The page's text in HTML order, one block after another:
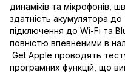
динаміків та мікрофонів,
здатність акумулятора до
підключення до Wi-Fi та
повністю впевненими в
Get Apple проводять
програмних функцій, що